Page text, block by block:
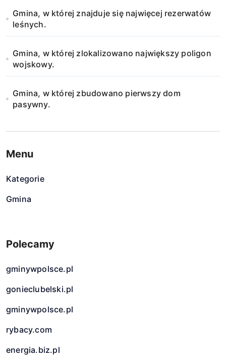
Gmina, w której znajduje się najwięcej rezerwatów
leśnych.
Gmina, w której zlokalizowano największy poligon
wojskowy.
Gmina, w której zbudowano pierwszy dom
pasywny.
Menu
Kategorie
Gmina
Polecamy
gminywpolsce.pl
gonieclubelski.pl
gminywpolsce.pl
rybacy.com
energia.biz.pl